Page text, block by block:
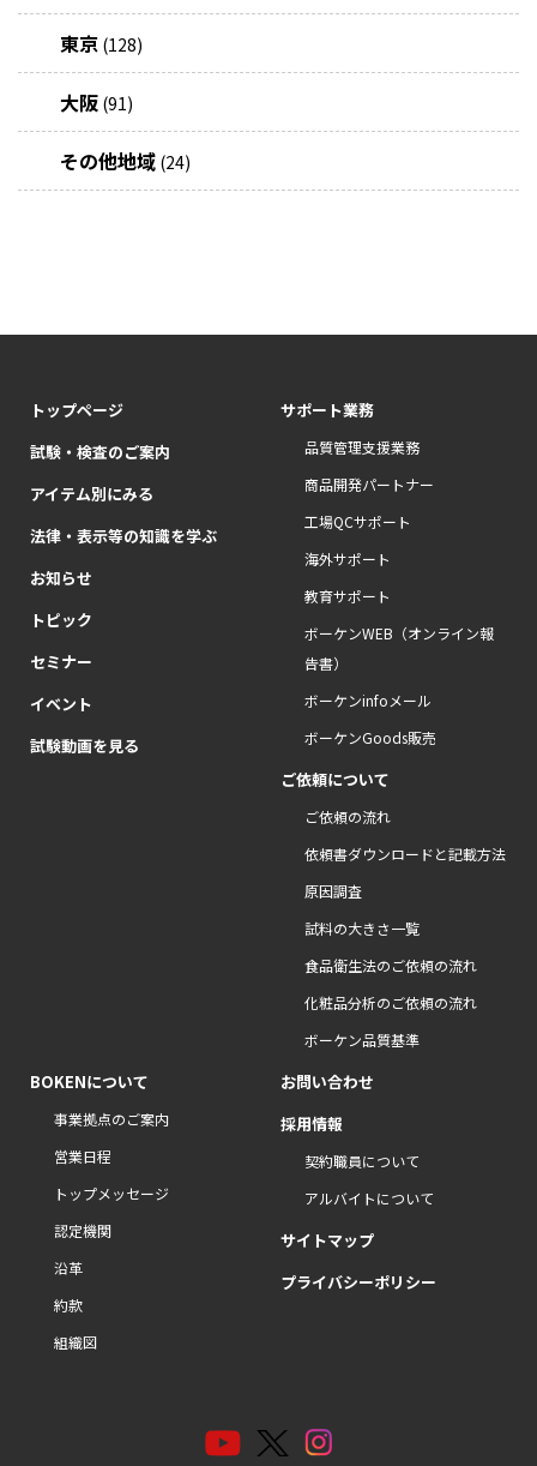
東京 (128)
大阪 (91)
その他地域 (24)
トップページ
試験・検査のご案内
アイテム別にみる
法律・表示等の知識を学ぶ
お知らせ
トピック
セミナー
イベント
試験動画を見る
サポート業務
品質管理支援業務
商品開発パートナー
工場QCサポート
海外サポート
教育サポート
ボーケンWEB（オンライン報
告書）
ボーケンinfoメール
ボーケンGoods販売
ご依頼について
ご依頼の流れ
依頼書ダウンロードと記載方法
原因調査
試料の大きさ一覧
食品衛生法のご依頼の流れ
化粧品分析のご依頼の流れ
ボーケン品質基準
BOKENについて
事業拠点のご案内
営業日程
トップメッセージ
認定機関
沿革
約款
組織図
お問い合わせ
採用情報
契約職員について
アルバイトについて
サイトマップ
プライバシーポリシー